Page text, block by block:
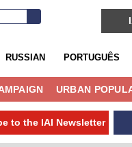
RUSSIAN PORTUGUÊS
URBAN
to the IAI Newsletter